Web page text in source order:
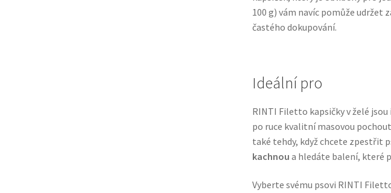
100 g) vám navíc pomůže udržet
častého dokupování.
Ideální pro
RINTI Filetto kapsičky v želé
po ruce kvalitní masovou
také tehdy, když chcete zpestřit
kachnou a hledáte balení, které
Vyberte svému psovi RINTI